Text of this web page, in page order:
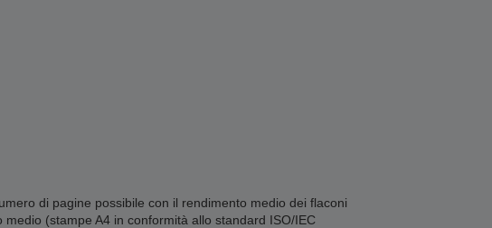
di pagine possibile con il rendimento medio dei flaconi
medio (stampe A4 in conformità allo standard ISO/IEC